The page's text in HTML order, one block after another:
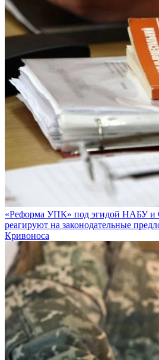
«Реформа УПК» под эгидой НАБУ и
реагируют на законодательные
Кривоноса